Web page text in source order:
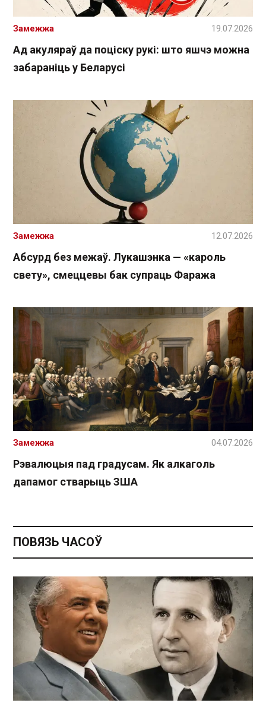
Ад акуляраў да поціску рукі: што яшчэ можна
забараніць у Беларусі
Замежжа 19.07.2026
Абсурд без межаў. Лукашэнка — «кароль
свету», смеццевы бак супраць Фаража
Замежжа 12.07.2026
Рэвалюцыя пад градусам. Як алкаголь
дапамог стварыць ЗША
Замежжа 04.07.2026
ПОВЯЗЬ ЧАСОЎ